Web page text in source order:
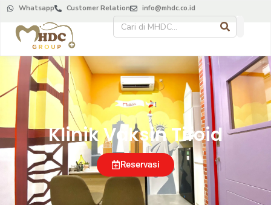
Whatsapp Customer Relation info@mhdc.co.id
Klinik Vaksin Tifoid
Reservasi